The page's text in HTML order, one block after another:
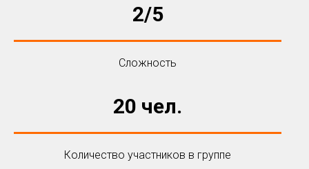
2/5
Сложность
20 чел.
Количество участников в группе